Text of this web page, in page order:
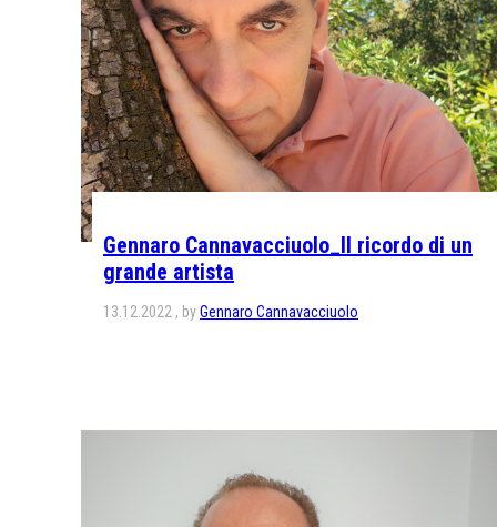
Gennaro Cannavacciuolo_Il ricordo di un
grande artista
13.12.2022 byGennaro Cannavacciuolo